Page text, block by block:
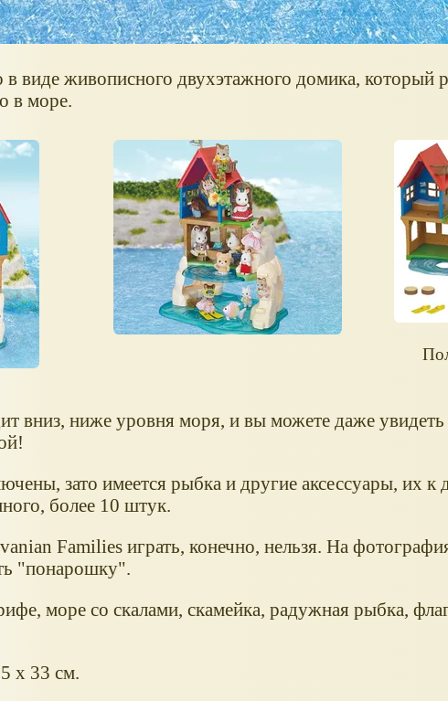
виде живописного двухэтажного домика, который
в море.
вниз, ниже уровня моря, и вы можете даже
зато имеется рыбка и другие аксессуары, их
более 10 штук.
Families играть, конечно, нельзя. На
"понарошку".
море со скалами, скамейка, радужная рыбка,
x 33 см.